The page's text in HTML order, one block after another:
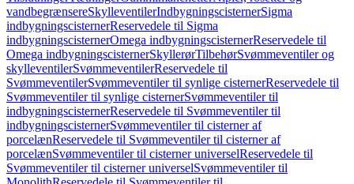
vandbegrænsereSkylleventilerIndbygningscisternerSigma
indbygningscisternerReservedele til Sigma
indbygningscisternerOmega indbygningscisternerReservedele til
Omega indbygningscisternerSkyllerørTilbehørSvømmeventiler og
skylleventilerSvømmeventilerReservedele til
SvømmeventilerSvømmeventiler til synlige cisternerReservedele til
Svømmeventiler til synlige cisternerSvømmeventiler til
indbygningscisternerReservedele til Svømmeventiler til
indbygningscisternerSvømmeventiler til cisterner af
porcelænReservedele til Svømmeventiler til cisterner af
porcelænSvømmeventiler til cisterner universelReservedele til
Svømmeventiler til cisterner universelSvømmeventiler til